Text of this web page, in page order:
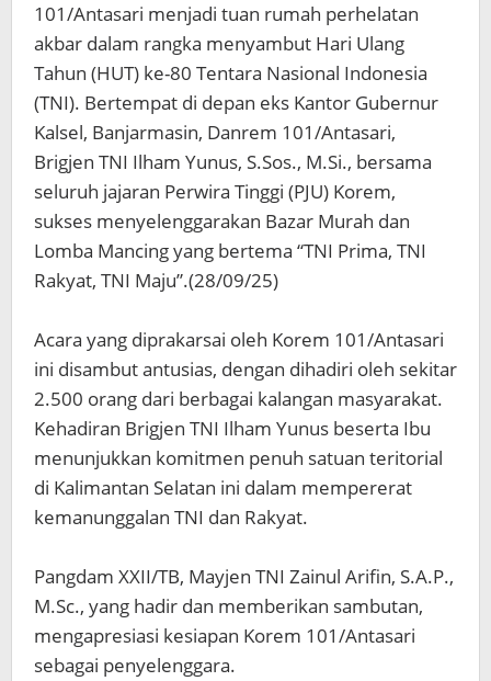
101/Antasari menjadi tuan rumah perhelatan
akbar dalam rangka menyambut Hari Ulang
Tahun (HUT) ke-80 Tentara Nasional Indonesia
(TNI). Bertempat di depan eks Kantor Gubernur
Kalsel, Banjarmasin, Danrem 101/Antasari,
Brigjen TNI Ilham Yunus, S.Sos., M.Si., bersama
seluruh jajaran Perwira Tinggi (PJU) Korem,
sukses menyelenggarakan Bazar Murah dan
Lomba Mancing yang bertema “TNI Prima, TNI
Rakyat, TNI Maju”.(28/09/25)
‎Acara yang diprakarsai oleh Korem 101/Antasari
ini disambut antusias, dengan dihadiri oleh sekitar
2.500 orang dari berbagai kalangan masyarakat.
Kehadiran Brigjen TNI Ilham Yunus beserta Ibu
menunjukkan komitmen penuh satuan teritorial
di Kalimantan Selatan ini dalam mempererat
kemanunggalan TNI dan Rakyat.
‎Pangdam XXII/TB, Mayjen TNI Zainul Arifin, S.A.P.,
M.Sc., yang hadir dan memberikan sambutan,
mengapresiasi kesiapan Korem 101/Antasari
sebagai penyelenggara.